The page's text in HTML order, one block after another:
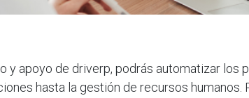
y apoyo de driverp, podrás automatizar
hasta la gestión de recursos